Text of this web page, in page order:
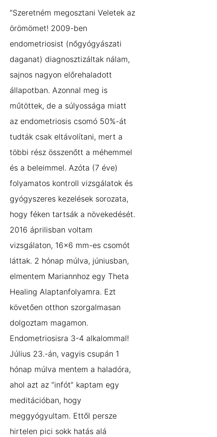
“Szeretném megosztani Veletek az
örömömet! 2009-ben
endometriosist (nőgyógyászati
daganat) diagnosztizáltak nálam,
sajnos nagyon előrehaladott
állapotban. Azonnal meg is
műtöttek, de a súlyossága miatt
az endometriosis csomó 50%-át
tudták csak eltávolítani, mert a
többi rész összenőtt a méhemmel
és a beleimmel. Azóta (7 éve)
folyamatos kontroll vizsgálatok és
gyógyszeres kezelések sorozata,
hogy féken tartsák a növekedését.
2016 áprilisban voltam
vizsgálaton, 16×6 mm-es csomót
láttak. 2 hónap múlva, júniusban,
elmentem Mariannhoz egy Theta
Healing Alaptanfolyamra. Ezt
követően otthon szorgalmasan
dolgoztam magamon.
Endometriosisra 3-4 alkalommal!
Július 23.-án, vagyis csupán 1
hónap múlva mentem a haladóra,
ahol azt az “infót” kaptam egy
meditációban, hogy
meggyógyultam. Ettől persze
hirtelen pici sokk hatás alá